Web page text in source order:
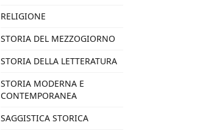
RELIGIONE
STORIA DEL MEZZOGIORNO
STORIA DELLA LETTERATURA
STORIA MODERNA E
CONTEMPORANEA
SAGGISTICA STORICA